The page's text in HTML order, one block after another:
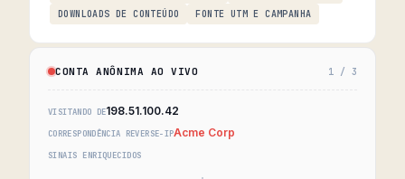
DOWNLOADS DE CONTEÚDO
FONTE UTM E CAMPANHA
CONTA ANÔNIMA AO VIVO 1 / 3
VISITANDO DE198.51.100.42
CORRESPONDÊNCIA REVERSE-IPAcme Corp
SINAIS ENRIQUECIDOS